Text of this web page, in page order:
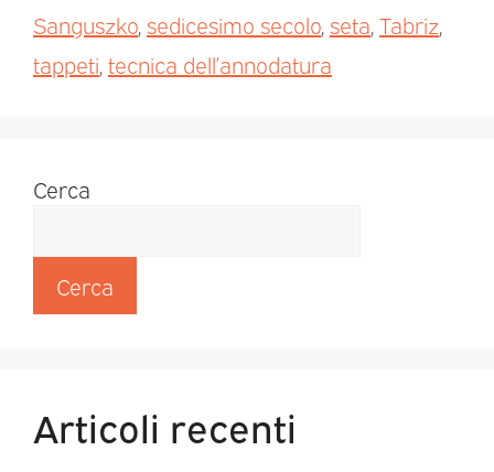
Sanguszko sedicesimo secolo seta Tabriz
tappeti tecnica dell’annodatura
Cerca
Cerca
Articoli recenti